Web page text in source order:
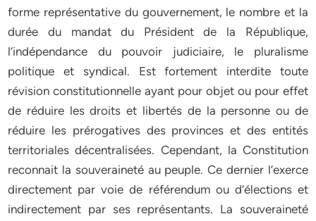
forme représentative du gouvernement, le nombre et la
durée du mandat du Président de la République,
l’indépendance du pouvoir judiciaire, le pluralisme
politique et syndical. Est fortement interdite toute
révision constitutionnelle ayant pour objet ou pour effet
de réduire les droits et libertés de la personne ou de
réduire les prérogatives des provinces et des entités
territoriales décentralisées. Cependant, la Constitution
reconnait la souveraineté au peuple. Ce dernier l’exerce
directement par voie de référendum ou d’élections et
indirectement par ses représentants. La souveraineté